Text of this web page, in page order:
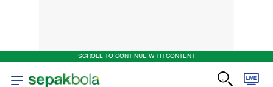
SCROLL TO CONTINUE WITH CONTENT